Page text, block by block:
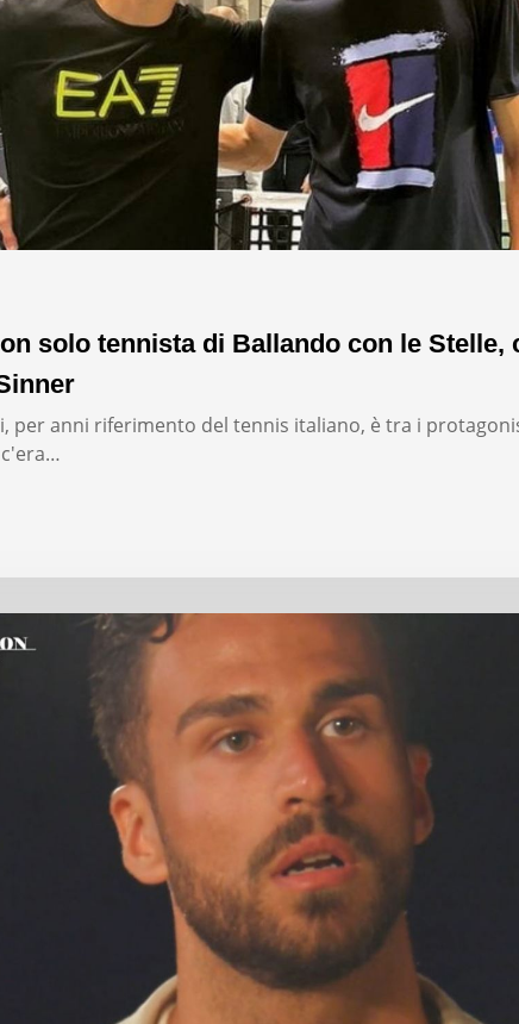
solo tennista di Ballando con le Stelle,
per anni riferimento del tennis italiano, è tra i